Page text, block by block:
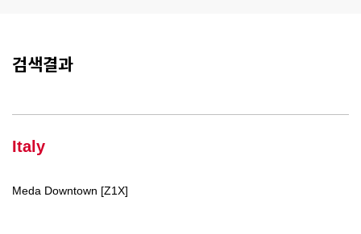
검색결과
Italy
Meda Downtown [Z1X]